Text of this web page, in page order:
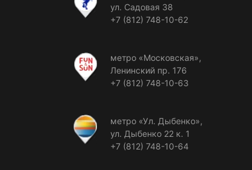
ул. Садовая 38
+7 (812) 748-10-62
метро «Московская»,
Ленинский пр. 176
+7 (812) 748-10-63
метро «Ул. Дыбенко»,
ул. Дыбенко 22 к. 1
+7 (812) 748-10-64